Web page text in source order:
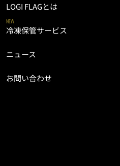
LOGI FLAGとは
NEW
冷凍保管サービス
ニュース
お問い合わせ